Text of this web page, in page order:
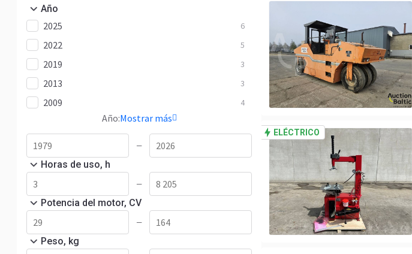
Año
2025 6
2022 5
2019 3
2013 3
2009 4
Año:Mostrar más
—
Horas de uso, h
—
Potencia del motor, CV
—
Peso, kg
ELÉCTRICO